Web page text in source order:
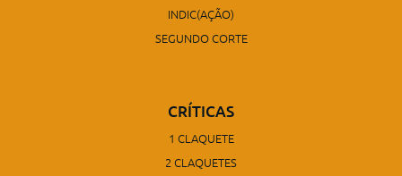
INDIC(AÇÃO)
SEGUNDO CORTE
CRÍTICAS
1 CLAQUETE
2 CLAQUETES